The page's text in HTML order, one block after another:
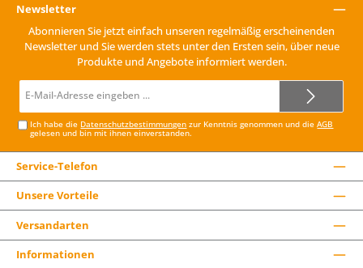
Newsletter
Abonnieren Sie jetzt einfach unseren regelmäßig erscheinenden
Newsletter und Sie werden stets unter den Ersten sein, über neue
Produkte und Angebote informiert werden.
Mail-
Ich habe die Datenschutzbestimmungen zur Kenntnis genommen und dieAGB
gelesen und bin mit ihnen einverstanden.
Service-Telefon
Unsere Vorteile
Versandarten
Informationen